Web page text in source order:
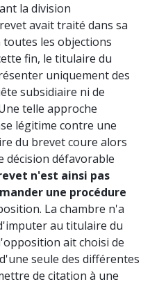
la division
avait traité dans sa
les objections
fin, le titulaire du
uniquement des
subsidiaire ni de
telle approche
légitime contre une
du brevet coure alors
décision défavorable
n'est ainsi pas
une procédure
La chambre n'a
au titulaire du
ait choisi de
seule des différentes
de citation à une